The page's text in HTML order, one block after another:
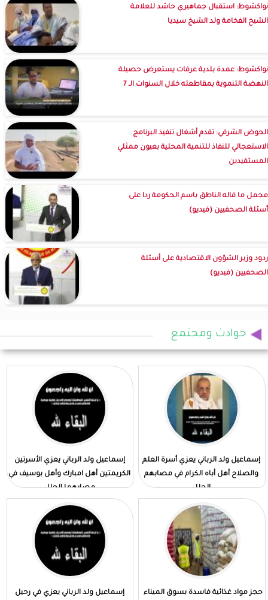
نواكشوط: استقبال جماهيري حاشد للعلامة
الشيخ الفخامة ولد الشيخ سيديا
نواكشوط: عمدة بلدية عرفات يستعرض حصيلة
النهضة التنموية بمقاطعته خلال السنوات الـ 7
الحوض الشرقي: تقدم أشغال تنفيذ البرنامج
الاستعجالي للنفاذ للتنمية المحلية بعيون ممثلي
المستفيدين
مجمل ما قاله الناطق باسم الحكومة ردا على
أسئلة الصحفيين (فيديو)
ردود وزير الشؤون الاقتصادية على أسئلة
الصحفيين (فيديو)
حوادث ومجتمع
إسماعيل ولد الرباني يعزي أسرة العلم
والصلاح أهل أباه الكرام في مصابهم
الجلل
إسماعيل ولد الرباني يعزي الأسرتين
الكريمتين أهل امبارك وأهل بوسيف في
مصابهما الجلل
حجز مواد غذائية فاسدة بسوق الميناء إسماعيل ولد الرباني يعزي في رحيل